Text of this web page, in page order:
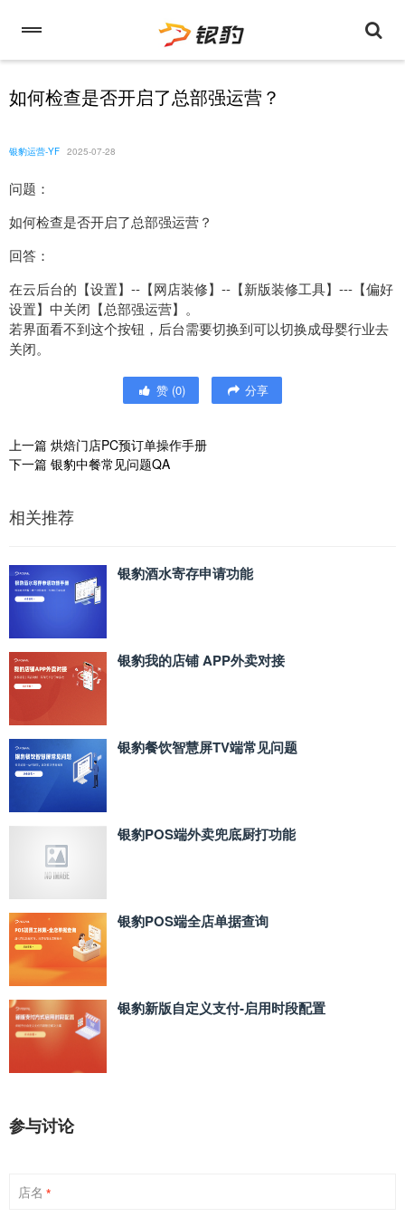
如何检查是否开启了总部强运营？
银豹运营-YF 2025-07-28
问题：
如何检查是否开启了总部强运营？
回答：
在云后台的【设置】--【网店装修】--【新版装修工具】---【偏好
设置】中关闭【总部强运营】。
若界面看不到这个按钮，后台需要切换到可以切换成母婴行业去
关闭。
赞 (0) 分享
上一篇 烘焙门店PC预订单操作手册
下一篇 银豹中餐常见问题QA
相关推荐
银豹酒水寄存申请功能
银豹我的店铺 APP外卖对接
银豹餐饮智慧屏TV端常见问题
银豹POS端外卖兜底厨打功能
银豹POS端全店单据查询
银豹新版自定义支付‑启用时段配置
参与讨论
店名 *